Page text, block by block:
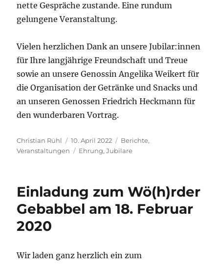
nette Gespräche zustande. Eine rundum
gelungene Veranstaltung.
Vielen herzlichen Dank an unsere Jubilar:innen
für Ihre langjährige Freundschaft und Treue
sowie an unsere Genossin Angelika Weikert für
die Organisation der Getränke und Snacks und
an unseren Genossen Friedrich Heckmann für
den wunderbaren Vortrag.
Autor
Christian Rühl
Veröffentlicht
am
10. April 2022 Kategorien
Berichte,
Veranstaltungen
Schlagwörter
Ehrung,Jubilare
Einladung zum Wö(h)rder
Gebabbel am 18. Februar
2020
Wir laden ganz herzlich ein zum